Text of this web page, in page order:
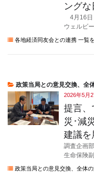
ングな
4月16日
ウェルビ
各地経済同友会との連携 一覧
政策当局との意見交換、全
2026年5月
提言
災･減
建議を
調査企画
生命保険
政策当局との意見交換、全体